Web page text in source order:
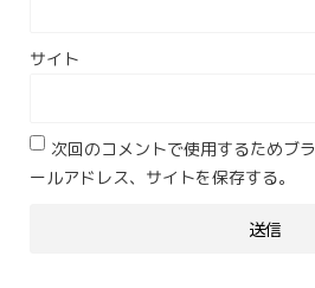
サイト
次回のコメントで使用するためブ
ールアドレス、サイトを保存する。